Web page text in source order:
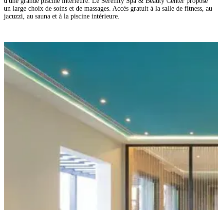
un large choix de soins et de massages. Accès gratuit à la salle de fitness, au
jacuzzi, au sauna et à la piscine intérieure.